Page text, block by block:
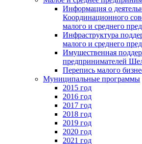
Информация о
Координационного
малого и среднего
Инфраструктура
малого и среднего
Имущественная
предпринимателей
Перепись малого
Муниципальные программы
2015 год
2016 год
2017 год
2018 год
2019 год
2020 год
2021 год